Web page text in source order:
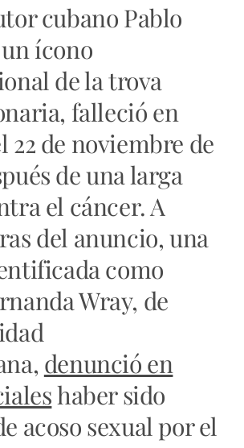
cubano Pablo
ícono
de la trova
falleció en
22 de noviembre de
de una larga
el cáncer. A
del anuncio, una
como
Wray, de
denunció en
haber sido
acoso sexual por el